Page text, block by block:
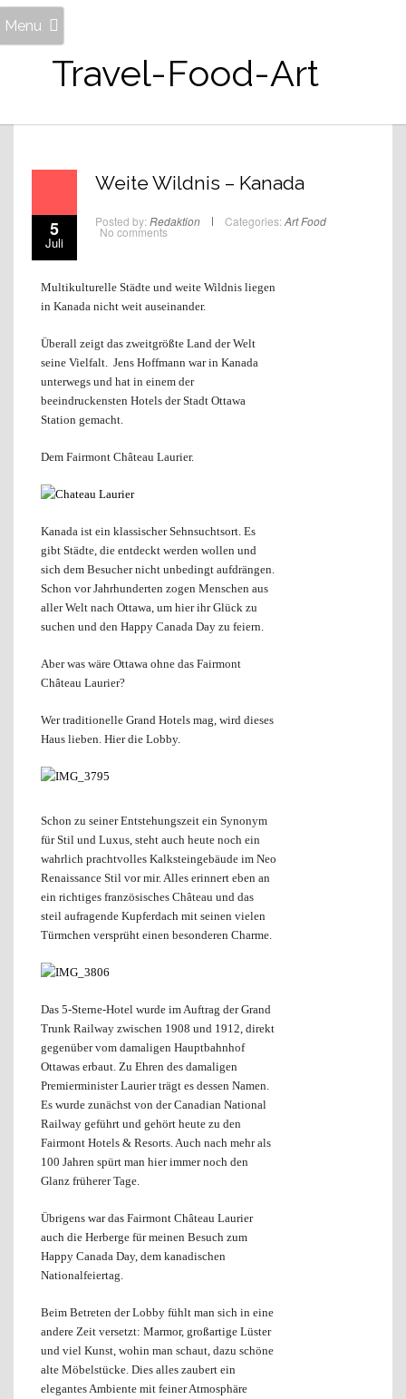
Travel-Food-Art
Menu
5
Juli
Weite Wildnis – Kanada
Posted by: Redaktion Categories: ArtFood
No comments
Multikulturelle Städte und weite Wildnis liegen
in Kanada nicht weit auseinander.
Überall zeigt das zweitgrößte Land der Welt
seine Vielfalt. Jens Hoffmann war in Kanada
unterwegs und hat in einem der
beeindruckensten Hotels der Stadt Ottawa
Station gemacht.
Dem Fairmont Château Laurier.
Kanada ist ein klassischer Sehnsuchtsort. Es
gibt Städte, die entdeckt werden wollen und
sich dem Besucher nicht unbedingt aufdrängen.
Schon vor Jahrhunderten zogen Menschen aus
aller Welt nach Ottawa, um hier ihr Glück zu
suchen und den Happy Canada Day zu feiern.
Aber was wäre Ottawa ohne das Fairmont
Château Laurier?
Wer traditionelle Grand Hotels mag, wird dieses
Haus lieben. Hier die Lobby.
Schon zu seiner Entstehungszeit ein Synonym
für Stil und Luxus, steht auch heute noch ein
wahrlich prachtvolles Kalksteingebäude im Neo
Renaissance Stil vor mir. Alles erinnert eben an
ein richtiges französisches Château und das
steil aufragende Kupferdach mit seinen vielen
Türmchen versprüht einen besonderen Charme.
Das 5-Sterne-Hotel wurde im Auftrag der Grand
Trunk Railway zwischen 1908 und 1912, direkt
gegenüber vom damaligen Hauptbahnhof
Ottawas erbaut. Zu Ehren des damaligen
Premierminister Laurier trägt es dessen Namen.
Es wurde zunächst von der Canadian National
Railway geführt und gehört heute zu den
Fairmont Hotels & Resorts. Auch nach mehr als
100 Jahren spürt man hier immer noch den
Glanz früherer Tage.
Übrigens war das Fairmont Château Laurier
auch die Herberge für meinen Besuch zum
Happy Canada Day, dem kanadischen
Nationalfeiertag.
Beim Betreten der Lobby fühlt man sich in eine
andere Zeit versetzt: Marmor, großartige Lüster
und viel Kunst, wohin man schaut, dazu schöne
alte Möbelstücke. Dies alles zaubert ein
elegantes Ambiente mit feiner Atmosphäre